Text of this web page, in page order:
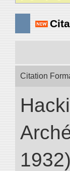
Citation